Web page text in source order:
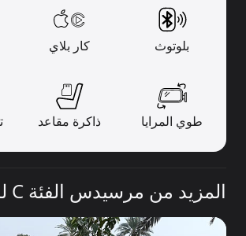
بلوتوث كار بلاي
طوي المرايا ذاكرة مقاعد
المزيد من مرسيدس الفئة C للبيع